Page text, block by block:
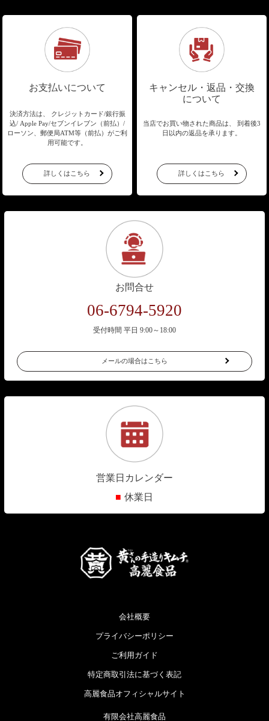
お支払いについて
決済方法は、 クレジットカード/銀行振
込/ Apple Pay/セブンイレブン（前払）/
ローソン、郵便局ATM等（前払）がご利
用可能です。
詳しくはこちら
キャンセル・返品・交換
について
当店でお買い物された商品は、
到着後3
日以内の返品を承ります。
詳しくはこちら
お問合せ
06-6794-5920
受付時間 平日 9:00～18:00
メールの場合はこちら
営業日カレンダー
■ 休業日
会社概要
プライバシーポリシー
ご利用ガイド
特定商取引法に基づく表記
高麗食品オフィシャルサイト
有限会社高麗食品